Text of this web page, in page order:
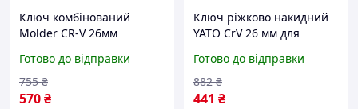
Ключ комбінований
Molder CR-V 26мм
для механіків та
автолюбителів
інструмент для VE-33
Готово до відправки
570₴
755 ₴
Ключ ріжково накидний
YATO CrV 26 мм для
закручування та
відкручування болтів
Готово до відправки
441 ₴
882 ₴